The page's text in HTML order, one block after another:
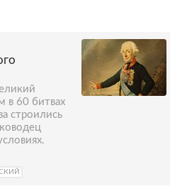
в 60 битвах
строились